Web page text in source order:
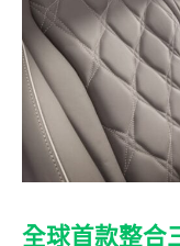
全球首款整合